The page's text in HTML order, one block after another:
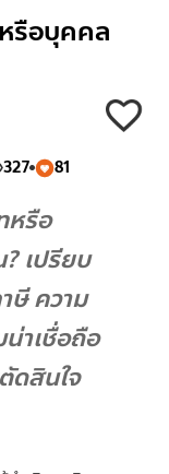
รือบุคคล
327 81
หรือ
เปรียบ
ษี ความ
าเชื่อถือ
ดสินใจ